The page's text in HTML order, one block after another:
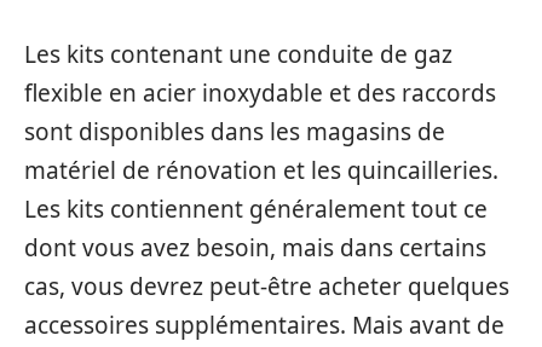
Les kits contenant une conduite de gaz
flexible en acier inoxydable et des raccords
sont disponibles dans les magasins de
matériel de rénovation et les quincailleries.
Les kits contiennent généralement tout ce
dont vous avez besoin, mais dans certains
cas, vous devrez peut-être acheter quelques
accessoires supplémentaires. Mais avant de